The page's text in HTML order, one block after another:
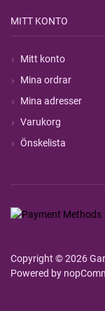
MITT KONTO
Mitt konto
Mina ordrar
Mina adresser
Varukorg
Önskelista
Copyright © 2026
Powered by